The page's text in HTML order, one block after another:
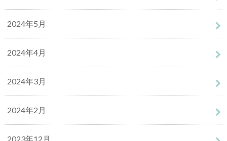
2024年5月
2024年4月
2024年3月
2024年2月
2023年12月